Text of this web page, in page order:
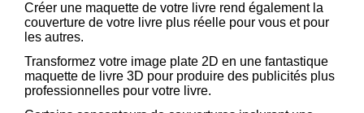
Créer une maquette de votre livre rend également la
couverture de votre livre plus réelle pour vous et pour
les autres.
Transformez votre image plate 2D en une fantastique
maquette de livre 3D pour produire des publicités plus
professionnelles pour votre livre.